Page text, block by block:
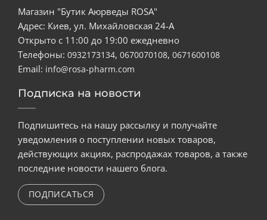
Магазин "Бутик Аюрведы ROSA"
Адрес: Киев, ул. Михайловская 24-А
Открыто с 11:00 до 19:00 ежедневно
Телефоны: 0932173134, 0670070108, 0671600108
Email: info@rosa-pharm.com
Подписка на новости
Подпишитесь на нашу рассылку и получайте
уведомления о поступлении новых товаров,
действующих акциях, распродажах товаров, а также
последние новости нашего блога.
ПОДПИСАТЬСЯ